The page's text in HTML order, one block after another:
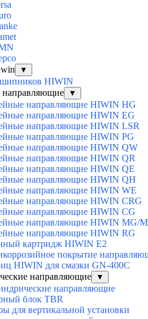
▼
HIWIN
▼
направляющие HIWIN HG
направляющие HIWIN EG
направляющие HIWIN LSR
направляющие HIWIN PG
направляющие HIWIN QW
направляющие HIWIN QR
направляющие HIWIN QE
направляющие HIWIN QH
направляющие HIWIN WE
направляющие HIWIN CRG
направляющие HIWIN CG
направляющие HIWIN MG/
направляющие HIWIN RG
картридж HIWIN E2
покрытие
HIWIN для смазки GN-400C
направляющие
▼
направляющие
блок TBR
для вертикальной установки